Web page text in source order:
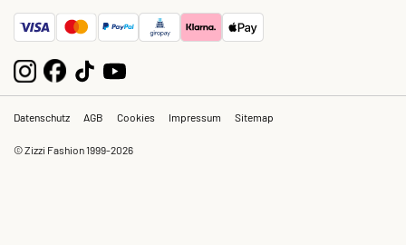
Datenschutz AGB Cookies Impressum Sitemap
© Zizzi Fashion 1999-2026